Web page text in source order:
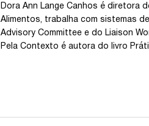
Dora Ann Lange Canhos é diretora
Alimentos, trabalha com sistemas
Advisory Committee e do Liaison
Pela Contexto é autora do livro